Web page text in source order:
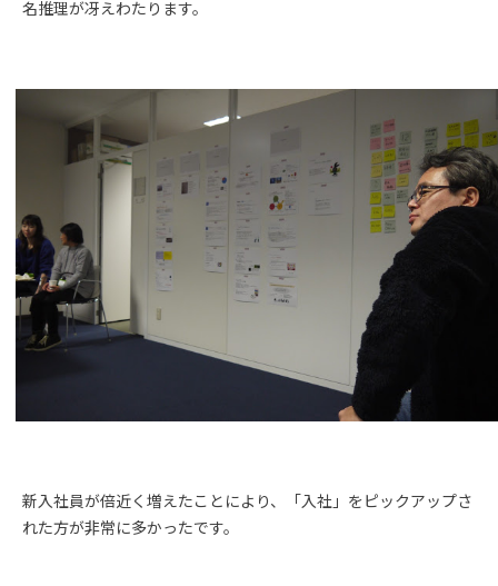
名推理が冴えわたります。
新入社員が倍近く増えたことにより、「入社」をピックアップさ
れた方が非常に多かったです。